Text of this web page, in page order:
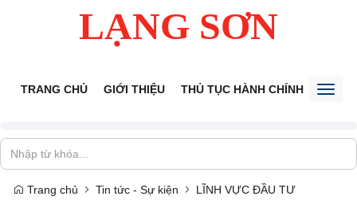
LẠNG SƠN
TRANG CHỦ GIỚI THIỆU THỦ TỤC HÀNH CHÍNH TIẾP
Trang chủ Tin tức - Sự kiện LĨNH VỰC ĐẦU TƯ